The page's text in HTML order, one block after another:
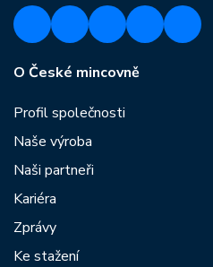
O České mincovně
Profil společnosti
Naše výroba
Naši partneři
Kariéra
Zprávy
Ke stažení